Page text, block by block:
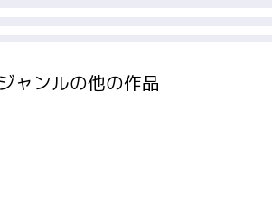
ャンルの他の作品